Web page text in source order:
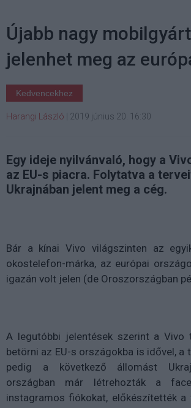
Újabb nagy
jelenhet meg az
Kedvencekhez
Harangi László 2019 június 20. 16:30
Egy ideje nyilvánvaló, hogy a
az EU-s piacra. Folytatva a
Ukrajnában jelent meg a cég.
Bár a kínai Vivo világszinten az
okostelefon-márka, az európai
igazán volt jelen (de Oroszországban
A legutóbbi jelentések szerint a Vivo
betörni az EU-s országokba is idővel, a
pedig a következő állomást
országban már létrehozták a
instagramos fiókokat, előkészítették a